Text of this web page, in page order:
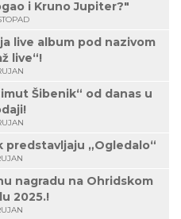
i Kruno Jupiter?"
live album pod nazivom
live“!
Šibenik“ od danas u
predstavljaju „Ogledalo“
nagradu na Ohridskom
2025.!